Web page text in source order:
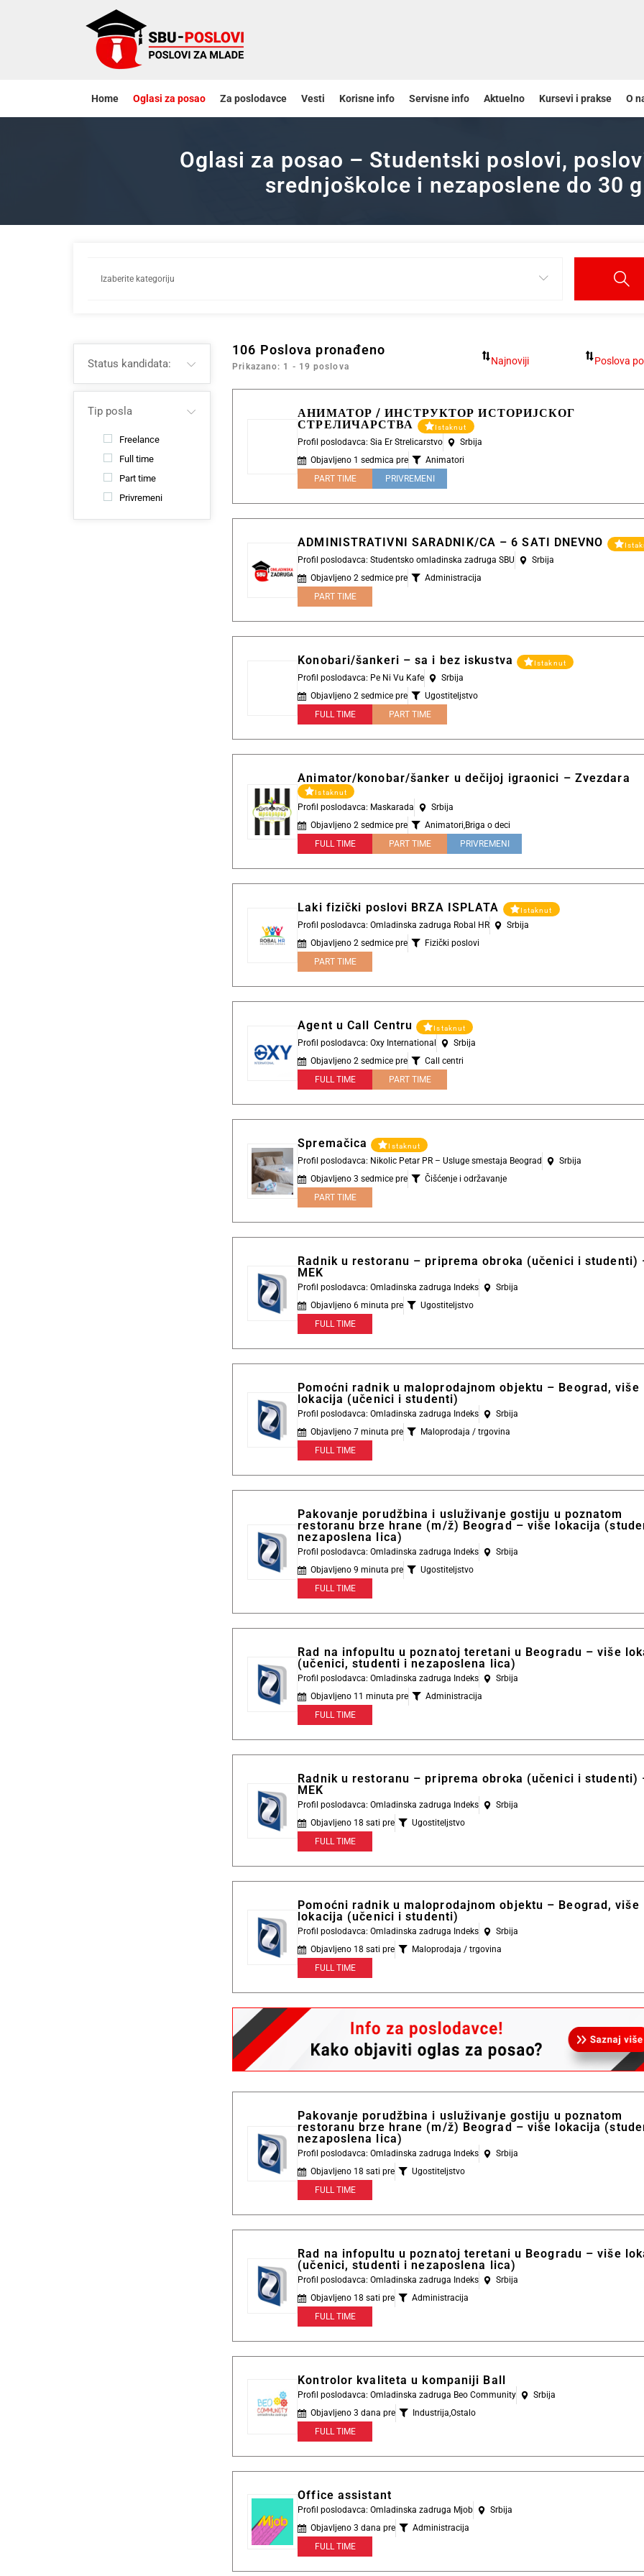
Home Oglasi za posao Za poslodavce Vesti Korisne info Servisne info Aktuelno Kursevi i prakse O
Oglasi za posao – Studentski poslovi,
srednjoškolce i nezaposlene do 30
Status kandidata:
Tip posla
Freelance
Full time
Part time
Privremeni
106 Poslova pronađeno
Prikazano: 1 - 19 poslova
АНИМАТОР / ИНСТРУКТОР ИСТОРИЈСКОГ
СТРЕЛИЧАРСТВА
Istaknut
Profil poslodavca: Sia Er Strelicarstvo
Srbija
Objavljeno 1 sedmica pre
Animatori
PART TIME
PRIVREMENI
ADMINISTRATIVNI SARADNIK/CA – 6 SATI DNEVNO
Profil poslodavca: Studentsko omladinska zadruga SBU
Srbija
Objavljeno 2 sedmice pre
Administracija
PART TIME
Konobari/šankeri – sa i bez iskustva Istaknut
Profil poslodavca: Pe Ni Vu Kafe
Srbija
Objavljeno 2 sedmice pre
Ugostiteljstvo
FULL TIME
PART TIME
Animator/konobar/šanker u dečijoj igraonici – Zvezdara
Istaknut
Profil poslodavca: Maskarada
Srbija
Objavljeno 2 sedmice pre
Animatori,Briga o deci
FULL TIME
PART TIME PRIVREMENI
Laki fizički poslovi BRZA ISPLATA Istaknut
Profil poslodavca: Omladinska zadruga Robal HR
Srbija
Objavljeno 2 sedmice pre
Fizički poslovi
PART TIME
Agent u Call Centru Istaknut
Profil poslodavca: Oxy International
Srbija
Objavljeno 2 sedmice pre
Call centri
FULL TIME
PART TIME
Spremačica Istaknut
Profil poslodavca: Nikolic Petar PR – Usluge smestaja Beograd
Srbija
Objavljeno 3 sedmice pre
Čišćenje i održavanje
PART TIME
Radnik u restoranu – priprema obroka (učenici i studenti)
MEK
Profil poslodavca: Omladinska zadruga Indeks
Srbija
Objavljeno 6 minuta pre
Ugostiteljstvo
FULL TIME
Pomoćni radnik u maloprodajnom objektu – Beograd, više
lokacija (učenici i studenti)
Profil poslodavca: Omladinska zadruga Indeks
Srbija
Objavljeno 7 minuta pre
Maloprodaja / trgovina
FULL TIME
Pakovanje porudžbina i usluživanje gostiju u poznatom
restoranu brze hrane (m/ž) Beograd – više lokacija
nezaposlena lica)
Profil poslodavca: Omladinska zadruga Indeks
Srbija
Objavljeno 9 minuta pre
Ugostiteljstvo
FULL TIME
Rad na infopultu u poznatoj teretani u Beogradu – više
(učenici, studenti i nezaposlena lica)
Profil poslodavca: Omladinska zadruga Indeks
Srbija
Objavljeno 11 minuta pre
Administracija
FULL TIME
Radnik u restoranu – priprema obroka (učenici i studenti)
MEK
Profil poslodavca: Omladinska zadruga Indeks
Srbija
Objavljeno 18 sati pre
Ugostiteljstvo
FULL TIME
Pomoćni radnik u maloprodajnom objektu – Beograd, više
lokacija (učenici i studenti)
Profil poslodavca: Omladinska zadruga Indeks
Srbija
Objavljeno 18 sati pre
Maloprodaja / trgovina
FULL TIME
Pakovanje porudžbina i usluživanje gostiju u poznatom
restoranu brze hrane (m/ž) Beograd – više lokacija
nezaposlena lica)
Profil poslodavca: Omladinska zadruga Indeks
Srbija
Objavljeno 18 sati pre
Ugostiteljstvo
FULL TIME
Rad na infopultu u poznatoj teretani u Beogradu – više
(učenici, studenti i nezaposlena lica)
Profil poslodavca: Omladinska zadruga Indeks
Srbija
Objavljeno 18 sati pre
Administracija
FULL TIME
Kontrolor kvaliteta u kompaniji Ball
Profil poslodavca: Omladinska zadruga Beo Community
Srbija
Objavljeno 3 dana pre
Industrija,Ostalo
FULL TIME
Office assistant
Profil poslodavca: Omladinska zadruga Mjob
Srbija
Objavljeno 3 dana pre
Administracija
FULL TIME